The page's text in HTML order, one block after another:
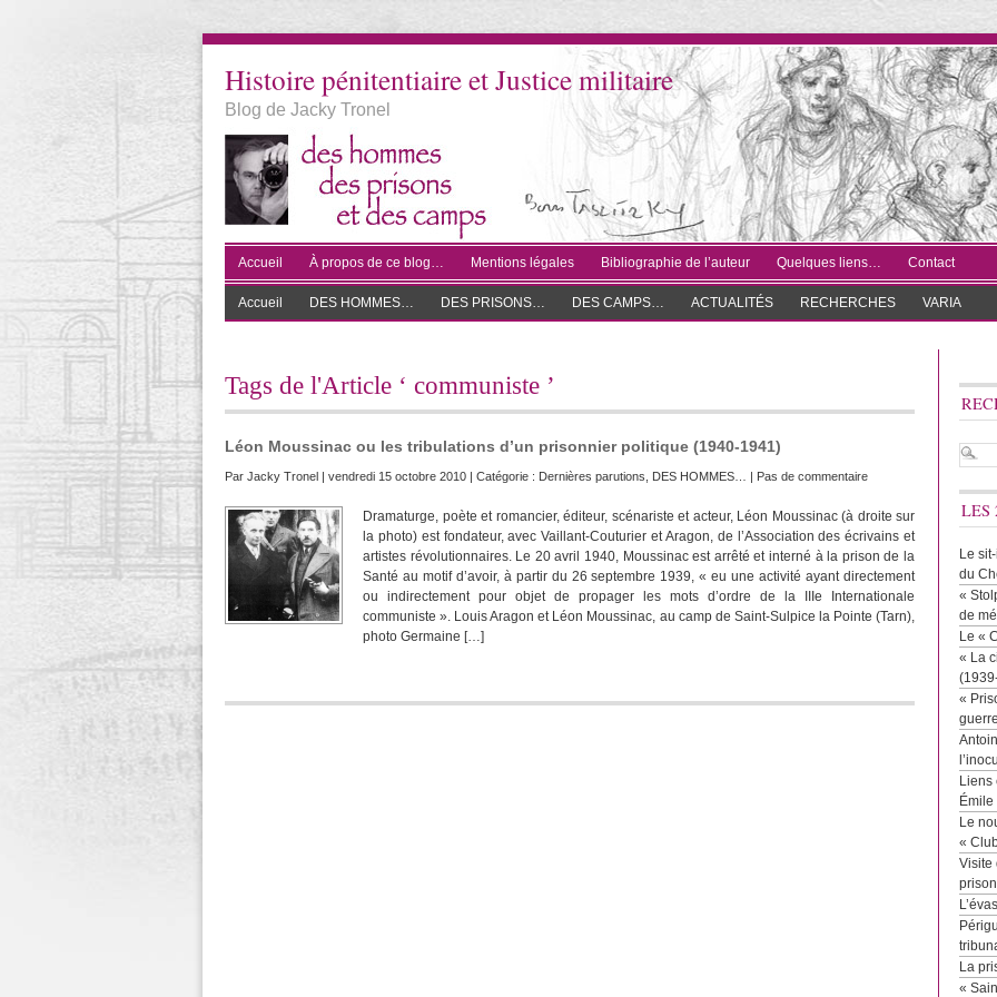
Histoire pénitentiaire et Justice militaire
Blog de Jacky Tronel
Accueil À propos de ce blog… Mentions légales Bibliographie de l’auteur Quelques liens… Contact
Accueil DES HOMMES… DES PRISONS… DES CAMPS… ACTUALITÉS RECHERCHES VARIA
Tags de l'Article ‘ communiste ’
Léon Moussinac ou les tribulations d’un prisonnier politique (1940-1941)
Par Jacky Tronel | vendredi 15 octobre 2010 | Catégorie : Dernières parutions DES HOMMES… | Pas de commentaire
Dramaturge, poète et romancier, éditeur, scénariste et acteur, Léon Moussinac (à droite sur
la photo) est fondateur, avec Vaillant-Couturier et Aragon, de l’Association des écrivains et
artistes révolutionnaires. Le 20 avril 1940, Moussinac est arrêté et interné à la prison de la
Santé au motif d’avoir, à partir du 26 septembre 1939, « eu une activité ayant directement
ou indirectement pour objet de propager les mots d’ordre de la IIIe Internationale
communiste ». Louis Aragon et Léon Moussinac, au camp de Saint-Sulpice la Pointe (Tarn),
photo Germaine […]
LES
Le
du
«
de
Le «
« La
«
Liens
Le
«
Visite
La
«